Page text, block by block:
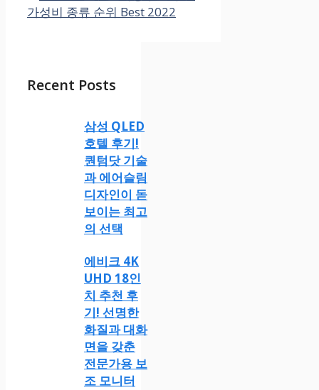
가성비 종류 순위 Best 2022
Recent Posts
삼성 QLED
호텔 후기!
퀀텀닷 기술
과 에어슬림
디자인이 돋
보이는 최고
의 선택
에비크 4K
UHD 18인
치 추천 후
기! 선명한
화질과 대화
면을 갖춘
전문가용 보
조 모니터